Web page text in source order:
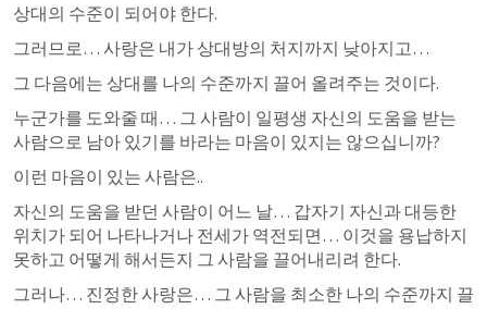
상대의 수준이 되어야 한다.
그러므로… 사랑은 내가 상대방의 처지까지 낮아지고…
그 다음에는 상대를 나의 수준까지 끌어 올려주는 것이다.
누군가를 도와줄 때… 그 사람이 일평생 자신의 도움을 받는
사람으로 남아 있기를 바라는 마음이 있지는 않으십니까?
이런 마음이 있는 사람은..
자신의 도움을 받던 사람이 어느 날… 갑자기 자신과 대등한
위치가 되어 나타나거나 전세가 역전되면… 이것을 용납하지
못하고 어떻게 해서든지 그 사람을 끌어내리려 한다.
그러나… 진정한 사랑은… 그 사람을 최소한 나의 수준까지 끌